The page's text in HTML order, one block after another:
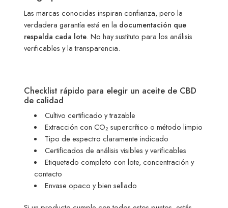
Las marcas conocidas inspiran confianza, pero la
verdadera garantía está en la documentación que
respalda cada lote. No hay sustituto para los análisis
verificables y la transparencia.
Checklist rápido para elegir un aceite de CBD
de calidad
Cultivo certificado y trazable
Extracción con CO₂ supercrítico o método limpio
Tipo de espectro claramente indicado
Certificados de análisis visibles y verificables
Etiquetado completo con lote, concentración y
contacto
Envase opaco y bien sellado